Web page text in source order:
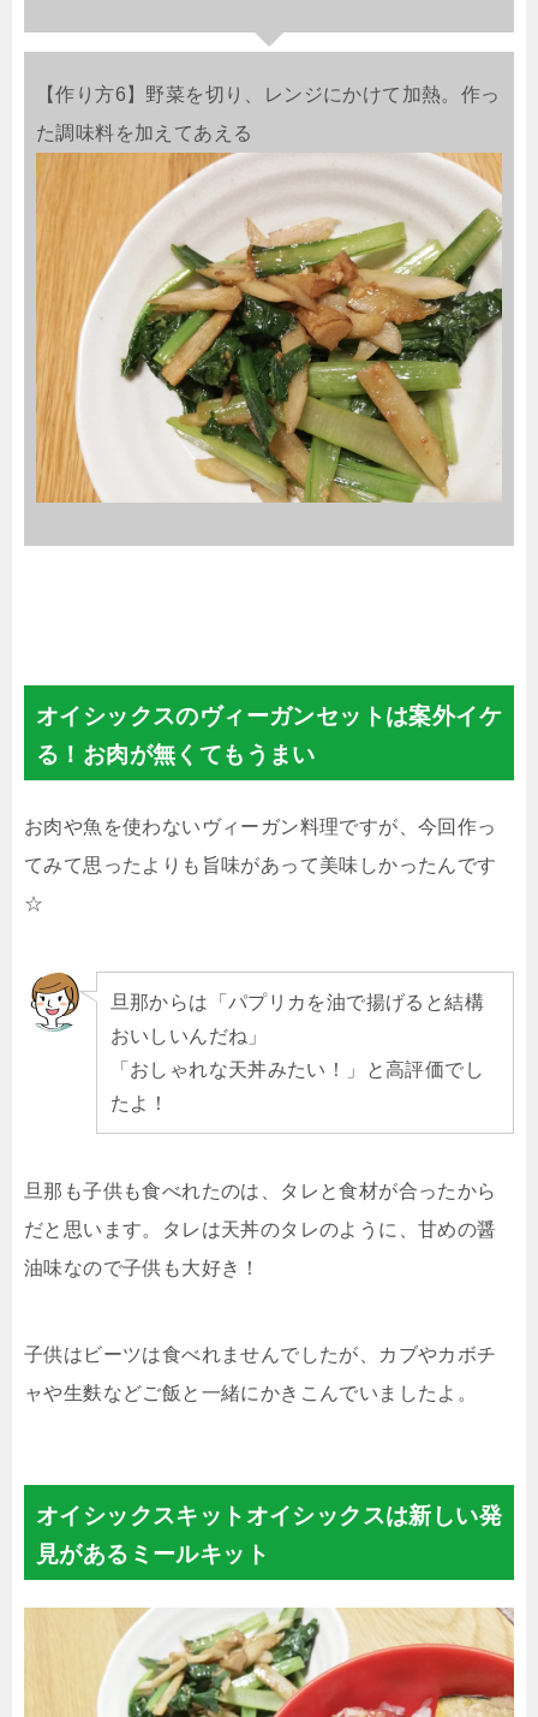
【作り方6】野菜を切り、レンジにかけて加熱。作っ
た調味料を加えてあえる
オイシックスのヴィーガンセットは案外イケ
る！お肉が無くてもうまい
お肉や魚を使わないヴィーガン料理ですが、今回作っ
てみて思ったよりも旨味があって美味しかったんです
☆
旦那からは「パプリカを油で揚げると結構
おいしいんだね」
「おしゃれな天丼みたい！」と高評価でし
たよ！
旦那も子供も食べれたのは、タレと食材が合ったから
だと思います。タレは天丼のタレのように、甘めの醤
油味なので子供も大好き！
子供はビーツは食べれませんでしたが、カブやカボチ
ャや生麩などご飯と一緒にかきこんでいましたよ。
オイシックスキットオイシックスは新しい発
見があるミールキット